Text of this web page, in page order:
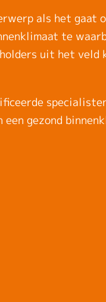
als het gaat
te
uit het veld
gezond